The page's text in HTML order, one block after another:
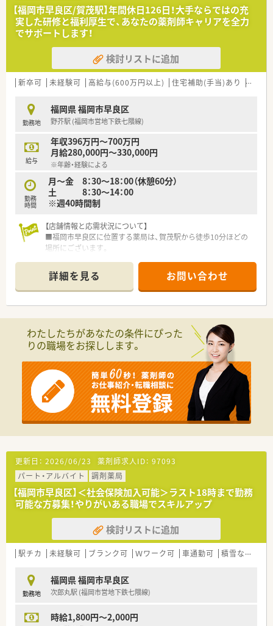
■これから在宅医療にも積極的に取り組むため、在宅業務の経験
がある方は特に歓迎いたします。
■患者様やスタッフとの円滑なコミュニケーションを大切にし、
協調性を持って働ける方を募集します。
【想定される給与】
■福岡市内では貴重な時給2,500円も可能でございます。
■調剤経験が豊富な方であれば、より高い給与提示を頂ける可能
■年1回の昇給制度が設けられており、日々の業務への貢献度が
着実に給与へ反映されていきます。
【こんな取り組みをしています】
■個人宅30軒、施設1ヶ所への在宅訪問を実施し、地域の医療ニ
ーズに積極的に応えています。
■地域支援体制加算2を取得しており、かかりつけ薬局として質
の高い医療サービスの提供を目指します。
■後発医薬品の使用割合80%を維持し、患者様の薬剤費負担軽
減にも貢献しています。
【福岡市早良区/賀茂駅】年間休日126日！大手ならではの充
実した研修と福利厚生で、あなたの薬剤師キャリアを全力
でサポートします！
検討リストに追加
新卒可 未経験可 高給与(600万円以上) 住宅補助(手当)あり 教育
勤務地
福岡県 福岡市早良区
野芥駅 (福岡市営地下鉄七隈線)
給与
年収396万円～700万円
月給280,000円～330,000円
※年齢・経験による
勤務
時間
月～金 8：30～18：00（休憩60分）
土 8：30～14：00
※週40時間制
【店舗情報と応需状況について】
■福岡市早良区に位置する薬局は、賀茂駅から徒歩10分ほどの
場所にございます。
180枚応需しています。
■常勤薬剤師3名、パート薬剤師2名、派遣1名、ヘルプ1名に加え
事務員5名が在籍しています。
■より質の高い医療サービスを提供するため、新たな正社員薬剤
師を募集しています。
■幅広い処方箋に対応できる向上心があり、積極的に業務に取り
■患者様とのコミュニケーションを大切にし、地域医療に貢献し
たい方を求めております。
【勤務実態について】
■月曜から金曜は9時から18時30分まで、土曜は9時から13時ま
での開局時間です。
■年間休日は126日と非常に多く、ワークライフバランスを重視
■平均残業時間は10時間程度で、残業代は1分単位で支給される
ため安心して働けます。
【こんな取り組みをしています】
■未経験やブランクのある方には、新卒と同様の充実した実務研
修を提供しています。
■育児休暇は最大3歳まで、時短勤務は小学校1年生終了時まで
可能で、子育て世代も安心です。
■財形貯蓄制度や保養所利用、カフェテリアプランなど多様な福
利厚生が利用できます。
【こんな方にオススメ】
■年間休日が126日と多く、プライベートの時間を充実させたい
■充実した研修制度で、未経験やブランクがあっても安心してス
キルアップしたい方におすすめです。
詳細を見る お問い合わせ
わたしたちがあなたの条件にぴった
りの職場をお探しします。
更新日： 2026/06/23 薬剤師求人ID： 97093
パート・アルバイト
調剤薬局
【福岡市早良区】＜社会保険加入可能＞ラスト18時まで勤務
可能な方募集！やりがいある職場でスキルアップ
検討リストに追加
駅チカ 未経験可 ブランク可 Ｗワーク可 車通勤可 積雪なし
勤務地
福岡県 福岡市早良区
次郎丸駅 (福岡市営地下鉄七隈線)
時給1,800円～2,000円